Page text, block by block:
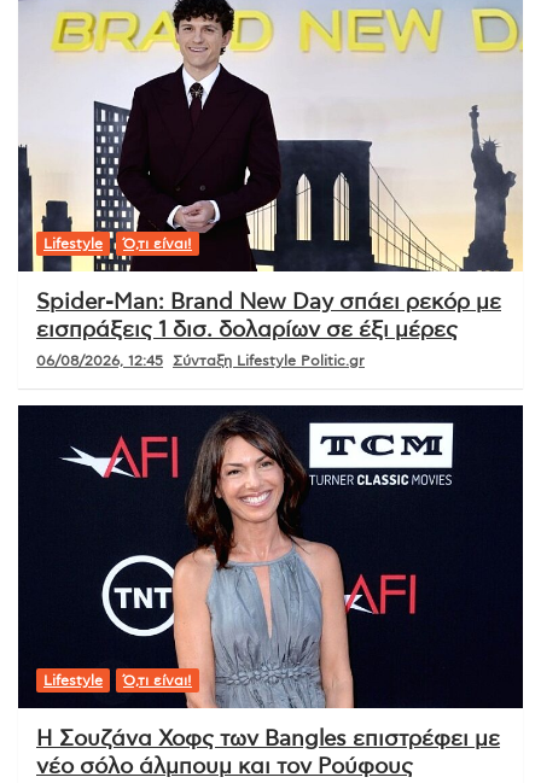
Lifestyle Ό,τι είναι!
Spider-Man: Brand New Day σπάει ρεκόρ με
εισπράξεις 1 δισ. δολαρίων σε έξι μέρες
06/08/2026, 12:45 Σύνταξη Lifestyle Politic.gr
Lifestyle Ό,τι είναι!
Η Σουζάνα Χοφς των Bangles επιστρέφει με
νέο σόλο άλμπουμ και τον Ρούφους